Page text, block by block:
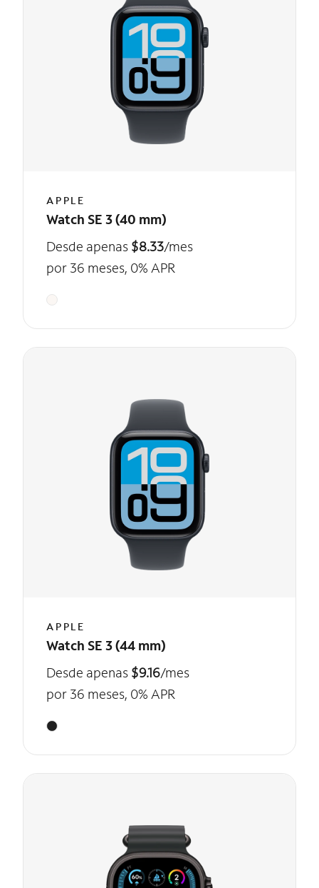
APPLE
Watch SE 3 (40 mm)
Desde apenas $8.33/mes
por 36 meses, 0% APR
APPLE
Watch SE 3 (44 mm)
Desde apenas $9.16/mes
por 36 meses, 0% APR